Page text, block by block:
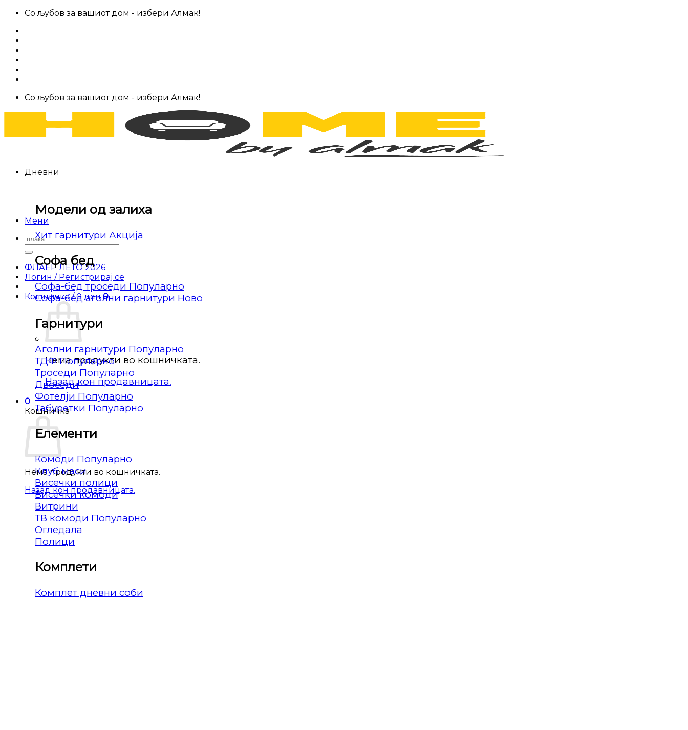
Skip
content
Со љубов за вашиот дом - избери Алмак!
Со љубов за вашиот дом - избери Алмак!
Мени
Барај
за:
ФЛАЕР ЛЕТО 2026
Логин / Регистрирај се
Кошничка /0 ден 0
Нема продукти во кошничката.
Назад кон продавницата.
0
Кошничка
Нема продукти во кошничката.
Назад кон продавницата.
Дневни
Модели од залиха
Хит гарнитури
Софа бед
Софа-бед троседи
Софа-бед аголни гарнитури
Гарнитури
Аголни гарнитури
ТДФ
Троседи
Двоседи
Фотелји
Табуретки
Елементи
Комоди
Клуб маси
Висечки полици
Висечки комоди
Витрини
ТВ комоди
Огледала
Полици
Комплети
Комплет дневни соби